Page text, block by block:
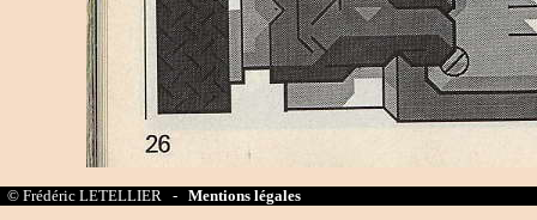
© Frédéric LETELLIER - Mentions légales